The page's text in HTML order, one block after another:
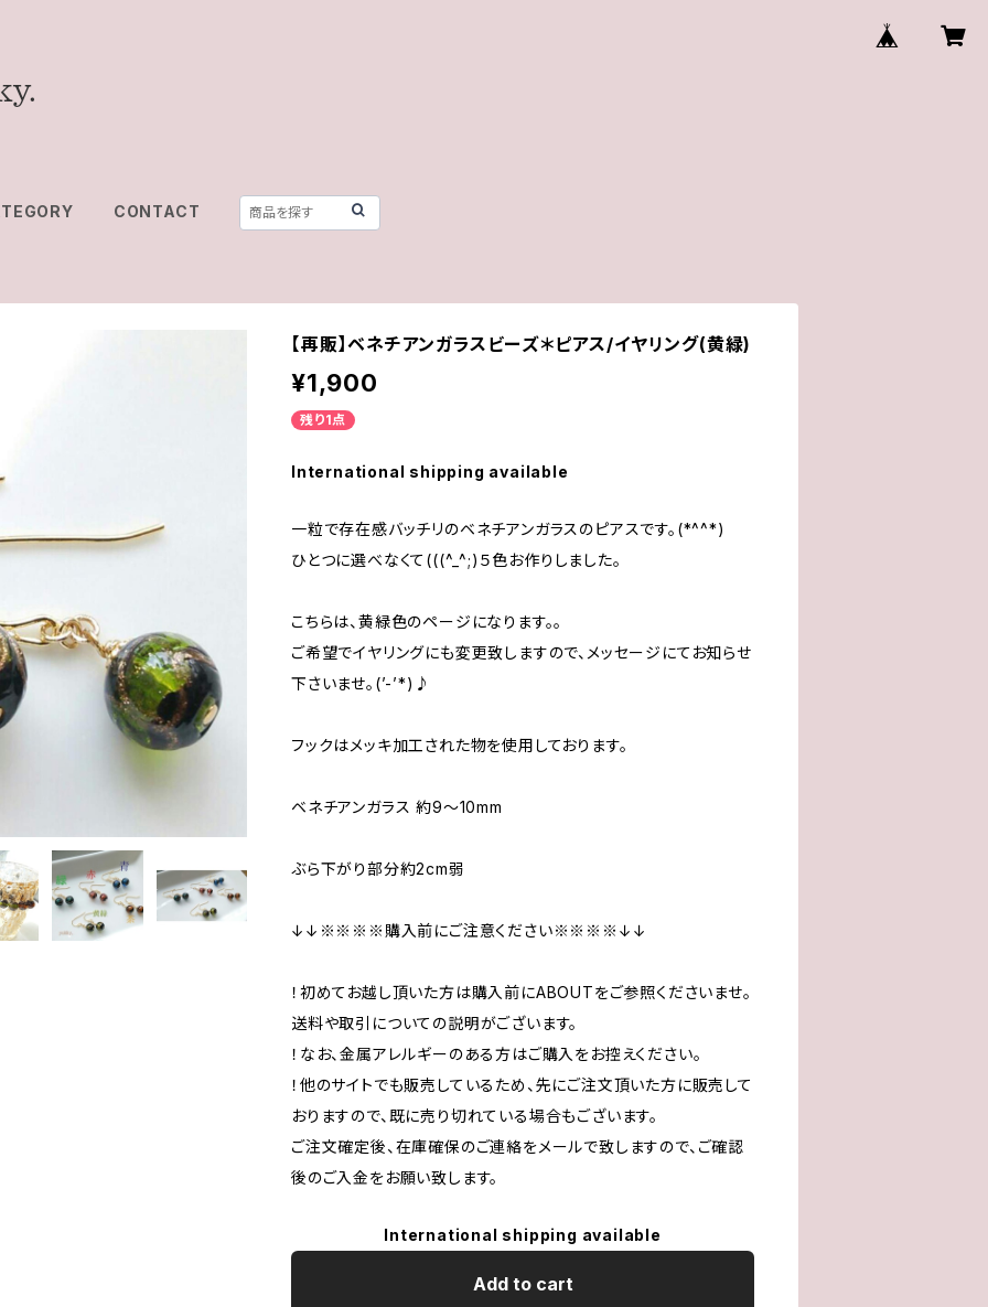
CONTACT
【再販】ベネチアンガラスビーズ＊ピアス/イヤリング(黄緑)
¥1,900
残り1点
International shipping available
一粒で存在感バッチリのベネチアンガラスのピアスです。(*^^*)
ひとつに選べなくて(((^_^;)５色お作りしました。
こちらは、黄緑色のページになります。。
ご希望でイヤリングにも変更致しますので、メッセージにてお知らせ
下さいませ。(’-’*)♪
フックはメッキ加工された物を使用しております。
ベネチアンガラス 約9～10mm
ぶら下がり部分約2cm弱
↓↓※※※※購入前にご注意ください※※※※↓↓
！初めてお越し頂いた方は購入前にABOUTをご参照くださいませ。
送料や取引についての説明がございます。
！なお、金属アレルギーのある方はご購入をお控えください。
！他のサイトでも販売しているため、先にご注文頂いた方に販売して
おりますので、既に売り切れている場合もございます。
ご注文確定後、在庫確保のご連絡をメールで致しますので、ご確認
後のご入金をお願い致します。
International shipping available
Add to cart